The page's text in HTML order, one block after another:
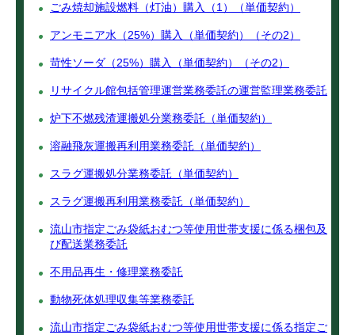
ごみ焼却施設燃料（灯油）購入（1）（単価契約）
アンモニア水（25%）購入（単価契約）（その2）
苛性ソーダ（25%）購入（単価契約）（その2）
リサイクル館包括管理運営業務委託の運営監理業務委託
炉下不燃残渣運搬処分業務委託（単価契約）
溶融飛灰運搬再利用業務委託（単価契約）
スラグ運搬処分業務委託（単価契約）
スラグ運搬再利用業務委託（単価契約）
流山市指定ごみ袋紙おむつ等使用世帯支援に係る梱包及
び配送業務委託
不用品再生・修理業務委託
動物死体処理収集等業務委託
流山市指定ごみ袋紙おむつ等使用世帯支援に係る指定ご